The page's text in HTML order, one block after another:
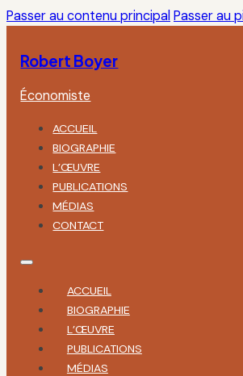
Passer au contenu principal Passer au
Robert Boyer
Économiste
ACCUEIL
BIOGRAPHIE
L’ŒUVRE
PUBLICATIONS
MÉDIAS
CONTACT
ACCUEIL
BIOGRAPHIE
L’ŒUVRE
PUBLICATIONS
MÉDIAS